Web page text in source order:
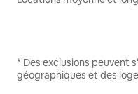
* Des exclusions peuvent
géographiques et des